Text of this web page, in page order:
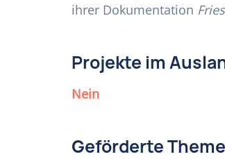
ihrer Dokumentation
Projekte im
Nein
Geförderte